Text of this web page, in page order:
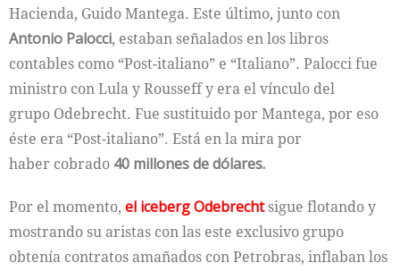
Hacienda, Guido Mantega. Este último, junto con
Antonio Palocci, estaban señalados en los libros
contables como “Post-italiano” e “Italiano”. Palocci fue
ministro con Lula y Rousseff y era el vínculo del
grupo Odebrecht. Fue sustituido por Mantega, por eso
éste era “Post-italiano”. Está en la mira por
haber cobrado 40 millones de dólares.
Por el momento, el iceberg Odebrechtsigue flotando y
mostrando su aristas con las este exclusivo grupo
obtenía contratos amañados con Petrobras, inflaban los